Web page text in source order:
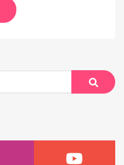
Suche